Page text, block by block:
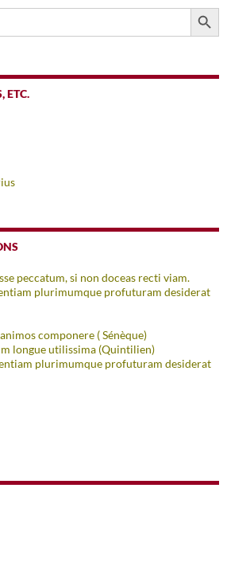
SEARCH
ETC.
peccatum, si non doceas recti viam.
plurimumque profuturam desiderat
componere ( Sénèque)
longue utilissima (Quintilien)
plurimumque profuturam desiderat